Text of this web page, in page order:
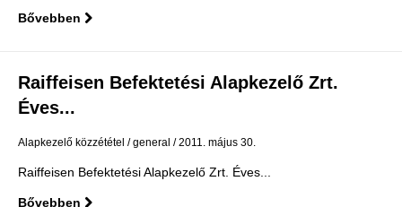
Bővebben
Raiffeisen Befektetési Alapkezelő Zrt.
Éves...
Alapkezelő közzététel general 2011. május 30.
Raiffeisen Befektetési Alapkezelő Zrt. Éves...
Bővebben